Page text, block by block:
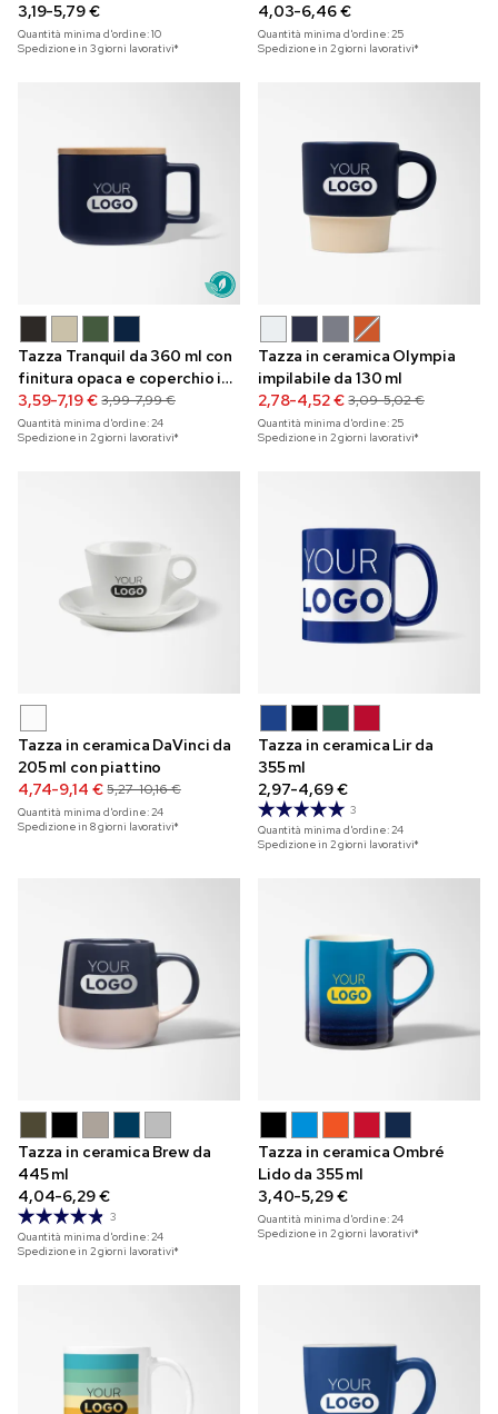
3,19-5,79 €
Quantità minima d'ordine:10
Spedizione in 3 giorni lavorativi*
4,03-6,46 €
Quantità minima d'ordine:25
Spedizione in 2 giorni lavorativi*
Tazza Tranquil da 360 ml con
finitura opaca e coperchio in
bambù
3,59-7,19 € 3,99-7,99 €
Quantità minima d'ordine:24
Spedizione in 2 giorni lavorativi*
Tazza in ceramica Olympia
impilabile da 130 ml
2,78-4,52 € 3,09-5,02 €
Quantità minima d'ordine:25
Spedizione in 2 giorni lavorativi*
Tazza in ceramica DaVinci da
205 ml con piattino
4,74-9,14 € 5,27-10,16 €
Quantità minima d'ordine:24
Spedizione in 8 giorni lavorativi*
Tazza in ceramica Lir da
355 ml
2,97-4,69 €
3
Quantità minima d'ordine:24
Spedizione in 2 giorni lavorativi*
Tazza in ceramica Brew da
445 ml
4,04-6,29 €
3
Quantità minima d'ordine:24
Spedizione in 2 giorni lavorativi*
Tazza in ceramica Ombré
Lido da 355 ml
3,40-5,29 €
Quantità minima d'ordine:24
Spedizione in 2 giorni lavorativi*